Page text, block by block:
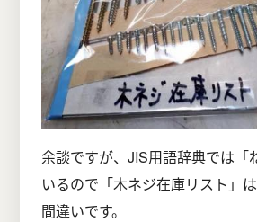
余談ですが、JIS用語辞典では「
いるので「木ネジ在庫リスト」は
間違いです。